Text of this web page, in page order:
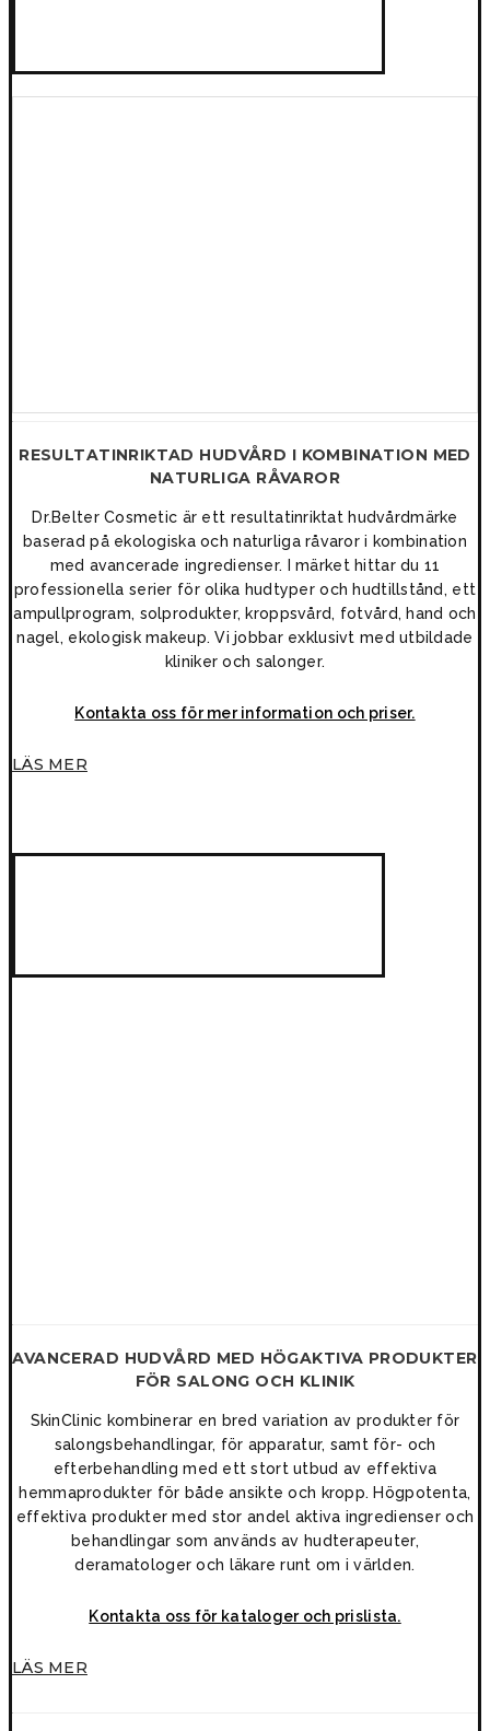
RESULTATINRIKTAD HUDVÅRD I KOMBINATION MED
NATURLIGA RÅVAROR
Dr.Belter Cosmetic är ett resultatinriktat hudvårdmärke
baserad på ekologiska och naturliga råvaror i kombination
med avancerade ingredienser. I märket hittar du 11
professionella serier för olika hudtyper och hudtillstånd, ett
ampullprogram, solprodukter, kroppsvård, fotvård, hand och
nagel, ekologisk makeup. Vi jobbar exklusivt med utbildade
kliniker och salonger.
Kontakta oss för mer information och priser.
LÄS MER
AVANCERAD HUDVÅRD MED HÖGAKTIVA PRODUKTER
FÖR SALONG OCH KLINIK
SkinClinic kombinerar en bred variation av produkter för
salongsbehandlingar, för apparatur, samt för- och
efterbehandling med ett stort utbud av effektiva
hemmaprodukter för både ansikte och kropp. Högpotenta,
effektiva produkter med stor andel aktiva ingredienser och
behandlingar som används av hudterapeuter,
deramatologer och läkare runt om i världen.
Kontakta oss för kataloger och prislista.
LÄS MER